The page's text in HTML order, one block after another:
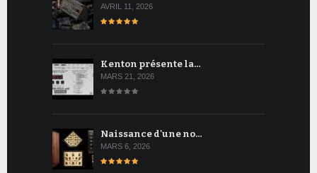
AVRIL 11, 2026
Kenton présente la…
MARS 21, 2026
Naissance d'une no…
MARS 6, 2026